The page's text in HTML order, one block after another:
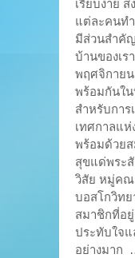
เรียบง่าย ส่
แต่ละคนท
มีส่วนสำคั
บ้านของเร
พฤศจิกาย
พร้อมกันใ
สำหรับกา
เทศกาลแห่
พร้อมด้วย
สุขแด่พระ
วิสัย หมู่คณ
บอสโกวิท
สมาชิกที่อยู่
ประทับใจ
อย่างมาก